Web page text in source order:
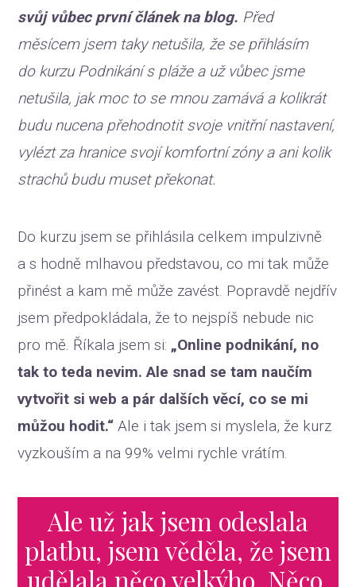
svůj vůbec první článek na blog. Před
měsícem jsem taky netušila, že se přihlásím
do kurzu Podnikání s pláže a už vůbec jsme
netušila, jak moc to se mnou zamává a kolikrát
budu nucena přehodnotit svoje vnitřní nastavení,
vylézt za hranice svojí komfortní zóny a ani kolik
strachů budu muset překonat.
Do kurzu jsem se přihlásila celkem impulzivně
a s hodně mlhavou představou, co mi tak může
přinést a kam mě může zavést. Popravdě nejdřív
jsem předpokládala, že to nejspíš nebude nic
pro mě. Říkala jsem si: „Online podnikání, no
tak to teda nevim. Ale snad se tam naučím
vytvořit si web a pár dalších věcí, co se mi
můžou hodit.“ Ale i tak jsem si myslela, že kurz
vyzkouším a na 99% velmi rychle vrátím.
Ale už jak jsem odeslala
platbu, jsem věděla, že jsem
udělala něco velkýho. Něco,